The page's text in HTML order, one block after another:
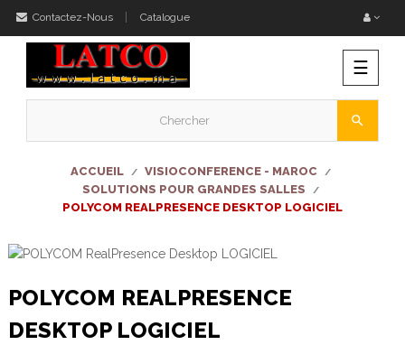
Contactez-Nous Catalogue
la
☰
search
ACCUEIL
VISIOCONFERENCE - MAROC
SOLUTIONS POUR GRANDES SALLES
POLYCOM REALPRESENCE DESKTOP LOGICIEL
POLYCOM REALPRESENCE
DESKTOP LOGICIEL